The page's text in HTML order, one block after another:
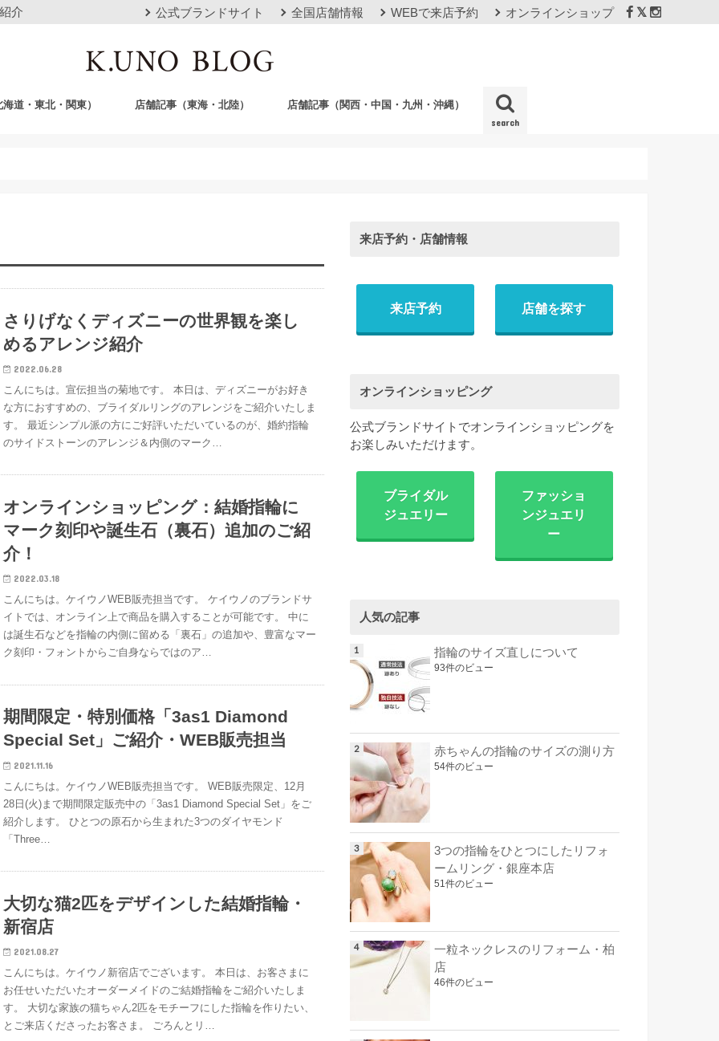
介 公式ブランドサイト 全国店舗情報 WEBで来店予約 オンラインショップ
search
道・東北・関東） 店舗記事（東海・北陸） 店舗記事（関西・中国・九州・沖縄）
さりげなくディズニーの世界観を楽し
めるアレンジ紹介
2022.06.28
こんにちは。宣伝担当の菊地です。 本日は、ディズニーがお好き
な方におすすめの、ブライダルリングのアレンジをご紹介いたしま
す。 最近シンプル派の方にご好評いただいているのが、婚約指輪
のサイドストーンのアレンジ＆内側のマーク…
オンラインショッピング：結婚指輪に
マーク刻印や誕生石（裏石）追加のご紹
介！
2022.03.18
こんにちは。ケイウノWEB販売担当です。 ケイウノのブランドサ
イトでは、オンライン上で商品を購入することが可能です。 中に
は誕生石などを指輪の内側に留める「裏石」の追加や、豊富なマー
ク刻印・フォントからご自身ならではのア…
期間限定・特別価格「3as1 Diamond
Special Set」ご紹介・WEB販売担当
2021.11.16
こんにちは。ケイウノWEB販売担当です。 WEB販売限定、12月
28日(火)まで期間限定販売中の「3as1 Diamond Special Set」をご
紹介します。 ひとつの原石から生まれた3つのダイヤモンド
「Three…
大切な猫2匹をデザインした結婚指輪・
新宿店
2021.08.27
こんにちは。ケイウノ新宿店でございます。 本日は、お客さまに
お任せいただいたオーダーメイドのご結婚指輪をご紹介いたしま
す。 大切な家族の猫ちゃん2匹をモチーフにした指輪を作りたい、
とご来店くださったお客さま。 ごろんとリ…
来店予約・店舗情報
来店予約 店舗を探す
オンラインショッピング
公式ブランドサイトでオンラインショッピングを
お楽しみいただけます。
ブライダル
ジュエリー
ファッショ
ンジュエリ
ー
人気の記事
指輪のサイズ直しについて
93件のビュー
赤ちゃんの指輪のサイズの測り方
54件のビュー
3つの指輪をひとつにしたリフォ
ームリング・銀座本店
51件のビュー
一粒ネックレスのリフォーム・柏
店
46件のビュー